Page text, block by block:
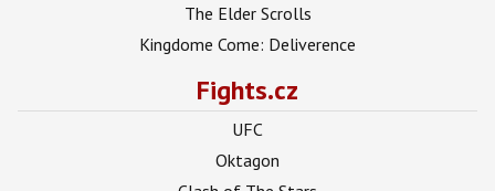
The Elder Scrolls
Kingdome Come: Deliverence
Fights.cz
UFC
Oktagon